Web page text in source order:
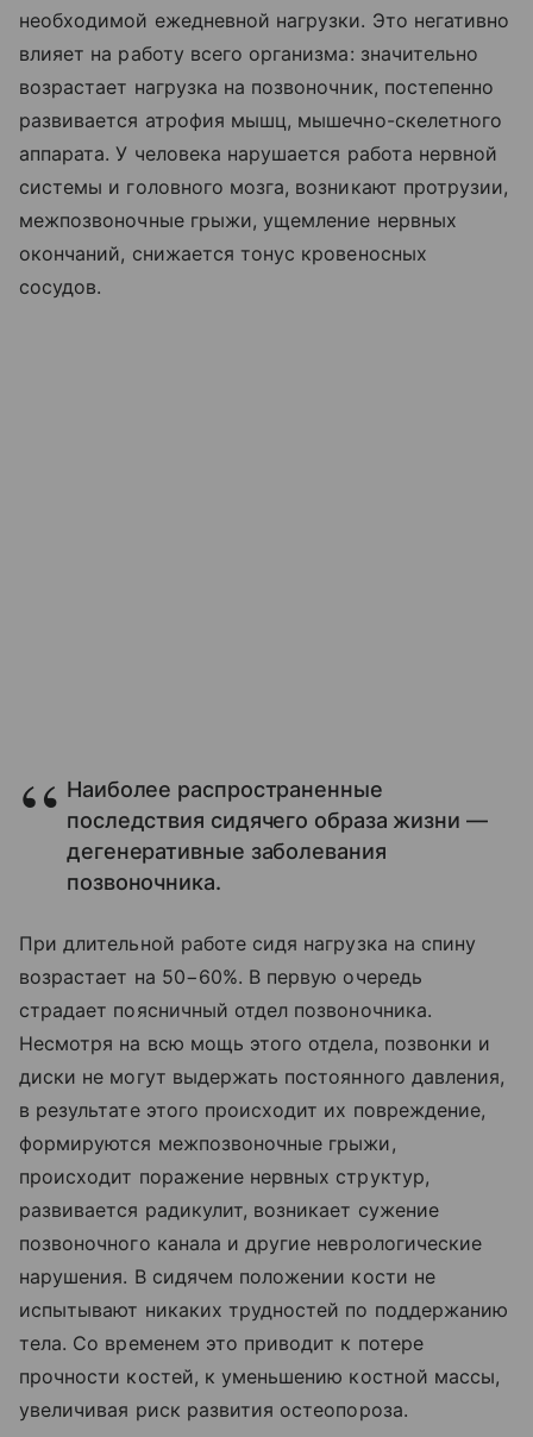
необходимой ежедневной нагрузки. Это негативно
влияет на работу всего организма: значительно
возрастает нагрузка на позвоночник, постепенно
развивается атрофия мышц, мышечно-скелетного
аппарата. У человека нарушается работа нервной
системы и головного мозга, возникают протрузии,
межпозвоночные грыжи, ущемление нервных
окончаний, снижается тонус кровеносных
сосудов.
Наиболее распространенные
последствия сидячего образа жизни —
дегенеративные заболевания
позвоночника.
При длительной работе сидя нагрузка на спину
возрастает на 50−60%. В первую очередь
страдает поясничный отдел позвоночника.
Несмотря на всю мощь этого отдела, позвонки и
диски не могут выдержать постоянного давления,
в результате этого происходит их повреждение,
формируются межпозвоночные грыжи,
происходит поражение нервных структур,
развивается радикулит, возникает сужение
позвоночного канала и другие неврологические
нарушения. В сидячем положении кости не
испытывают никаких трудностей по поддержанию
тела. Со временем это приводит к потере
прочности костей, к уменьшению костной массы,
увеличивая риск развития остеопороза.